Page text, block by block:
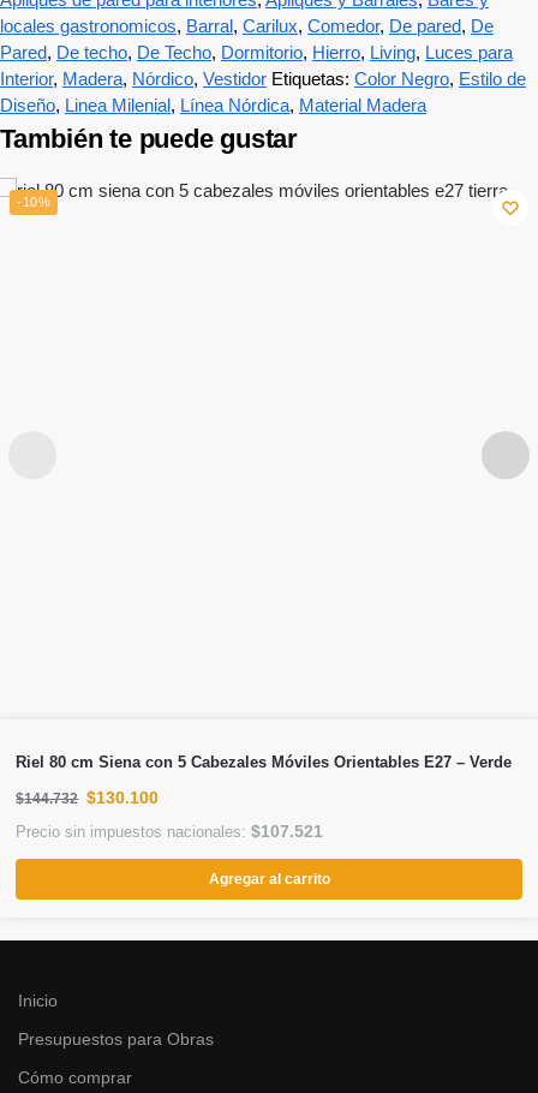
locales gastronomicos, Barral, Carilux, Comedor, De pared, De
Pared, De techo, De Techo, Dormitorio, Hierro, Living, Luces para
Interior, Madera, Nórdico, Vestidor Etiquetas: Color Negro, Estilo de
Diseño, Linea Milenial, Línea Nórdica, Material Madera
También te puede gustar
-10%
Riel 80 cm Siena con 5 Cabezales Móviles Orientables E27 – Verde
$144.732 $130.100
Precio sin impuestos nacionales:$107.521
Agregar al carrito
Inicio
Presupuestos para Obras
Cómo comprar